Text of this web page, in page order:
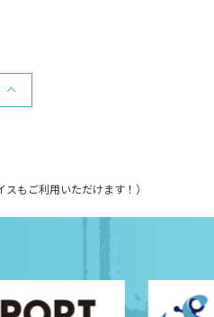
もご利用いただけます！）